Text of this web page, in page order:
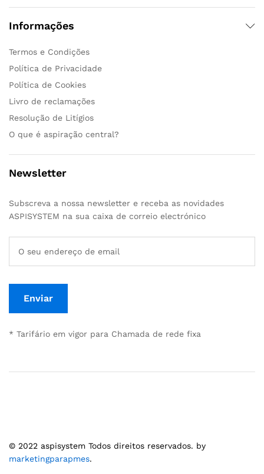
Informações
Termos e Condições
Política de Privacidade
Política de Cookies
Livro de reclamações
Resolução de Litígios
O que é aspiração central?
Newsletter
Subscreva a nossa newsletter e receba as novidades
ASPISYSTEM na sua caixa de correio electrónico
* Tarifário em vigor para Chamada de rede fixa
© 2022 aspisystem Todos direitos reservados. by
marketingparapmes.